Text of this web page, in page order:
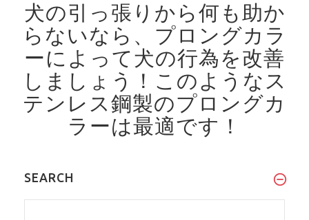
犬の引っ張りから何も助か
らないなら、プロングカラ
ーによって犬の行為を改善
しましょう！ このようなス
テンレス鋼製のプロングカ
ラーは最適です！
SEARCH